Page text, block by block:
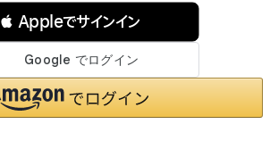
 Appleでサインイン